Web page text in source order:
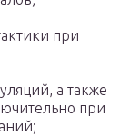
при
а также
при